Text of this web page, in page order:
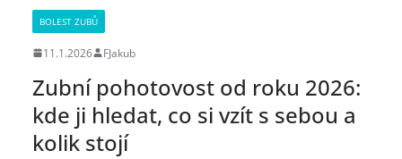
BOLEST ZUBŮ
11.1.2026 FJakub
Zubní pohotovost od roku 2026:
kde ji hledat, co si vzít s sebou a
kolik stojí